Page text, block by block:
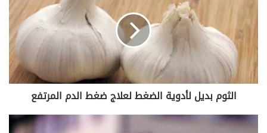
ث
ب
د
ي
ل
الثوم بديل لأدوية الضغط لعلاج ضغط الدم المرتفع